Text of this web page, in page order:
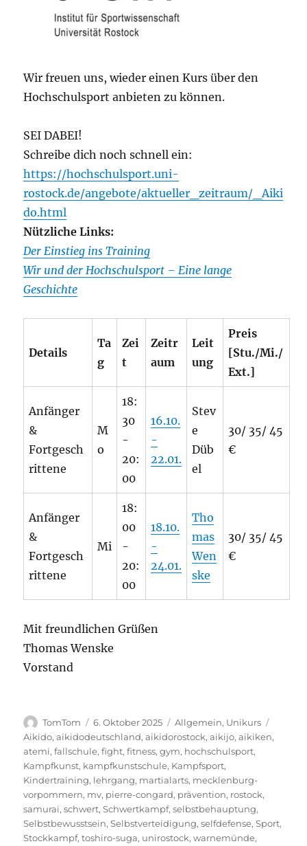
Wir freuen uns, wieder einen Kurs über den
Hochschulsport anbieten zu können.
SEI DABEI!
Schreibe dich noch schnell ein:
https://hochschulsport.uni-
rostock.de/angebote/aktueller_zeitraum/_Aiki
do.html
Nützliche Links:
Der Einstieg ins Training
Wir und der Hochschulsport – Eine lange
Geschichte
Details
Ta
g
Zei
t
Zeitr
aum
Leit
ung
Preis
[Stu./Mi./
Ext.]
Anfänger
&
Fortgesch
rittene
M
o
18:
30
-
20:
00
16.10.
-
22.01.
Stev
e
Düb
el
30/ 35/ 45
€
Anfänger
&
Fortgesch
rittene
Mi
18:
00
-
20:
00
18.10.
-
24.01.
Tho
mas
Wen
ske
30/ 35/ 45
€
Mit freundlichen Grüßen
Thomas Wenske
Vorstand
Autor
TomTom
Veröffentlicht
am
6. Oktober 2025 Kategorien
Allgemein, Unikurs
Aikido,aikidodeutschland,aikidorostock,aikijo,aikiken,
atemi,fallschule,fight,fitness,gym, hochschulsport,
Kampfkunst, kampfkunstschule, Kampfsport,
Kindertraining, lehrgang, martialarts, mecklenburg-
vorpommern, mv, pierre-congard, prävention, rostock,
samurai,schwert,Schwertkampf,selbstbehauptung,
Selbstbewusstsein,Selbstverteidigung,selfdefense,Sport,
Stockkampf,toshiro-suga, unirostock,warnemünde,